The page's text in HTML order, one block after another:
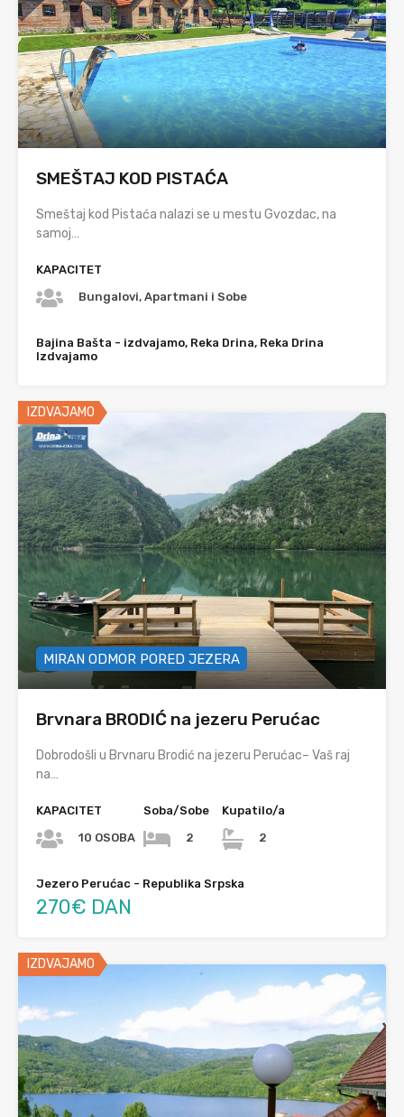
SMEŠTAJ KOD PISTAĆA
Smeštaj kod Pistaća nalazi se u mestu Gvozdac, na
samoj…
KAPACITET
Bungalovi, Apartmani i Sobe
Bajina Bašta - izdvajamo, Reka Drina, Reka Drina
Izdvajamo
IZDVAJAMO
MIRAN ODMOR PORED JEZERA
Brvnara BRODIĆ na jezeru Perućac
Dobrodošli u Brvnaru Brodić na jezeru Perućac– Vaš raj
na…
KAPACITET
10 OSOBA
Soba/Sobe
2
Kupatilo/a
2
Jezero Perućac - Republika Srpska
270€ DAN
IZDVAJAMO